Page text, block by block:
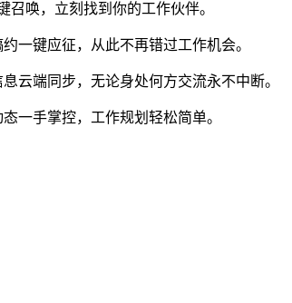
唤，立刻找到你的工作伙伴。
键应征，从此不再错过工作机会。
端同步，无论身处何方交流永不中断。
手掌控，工作规划轻松简单。